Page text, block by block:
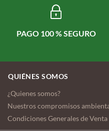
PAGO 100 % SEGURO
QUIÉNES SOMOS
¿Quienes somos?
Nuestros compromisos
Condiciones Generales de Venta